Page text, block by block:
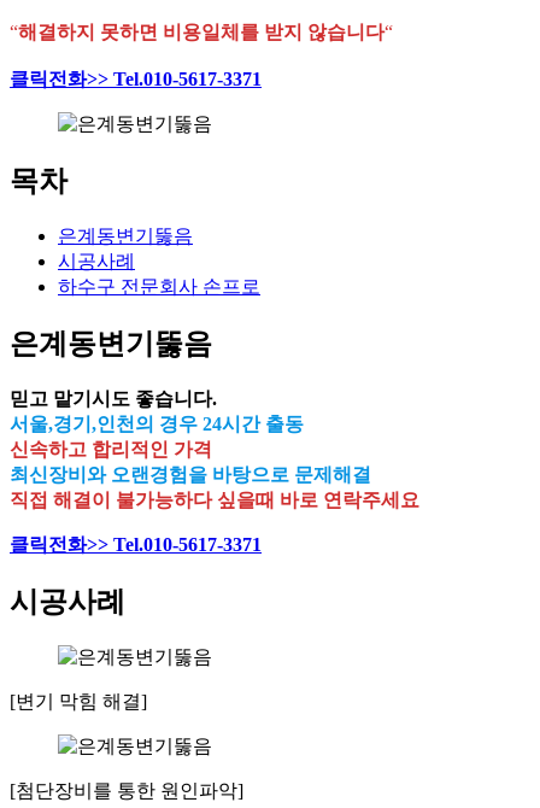
“해결하지 못하면 비용일체를 받지 않습니다“
클릭전화>> Tel.010-5617-3371
목차
은계동변기뚫음
시공사례
하수구 전문회사 손프로
은계동변기뚫음
믿고 맡기시도 좋습니다.
서울,경기,인천의 경우 24시간 출동
신속하고 합리적인 가격
최신장비와 오랜경험을 바탕으로 문제해결
직접 해결이 불가능하다 싶을때 바로 연락주세요
클릭전화>> Tel.010-5617-3371
시공사례
[변기 막힘 해결]
[첨단장비를 통한 원인파악]